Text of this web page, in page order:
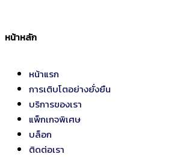
หน้าหลัก
หน้าแรก
การเติบโตอย่างยั่งยืน
บริการของเรา
แพ็กเกจพิเศษ
บล็อก
ติดต่อเรา